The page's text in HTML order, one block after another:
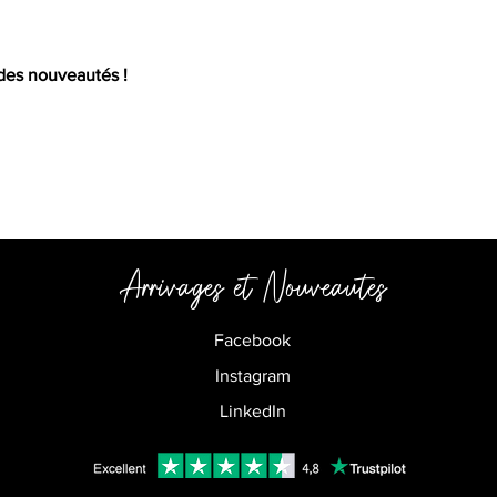
nouveautés !
Arrivages etNouveautes
Facebook
Instagram
LinkedIn